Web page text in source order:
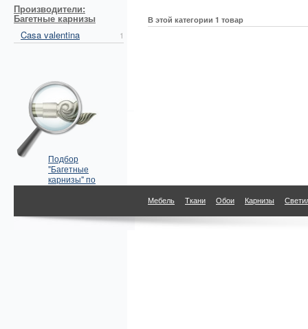
Производители:
Багетные карнизы
Casa valentina
1
Подбор
"Багетные
карнизы" по
параметрам
В этой категории 1 товар
Мебель Ткани Обои Карнизы